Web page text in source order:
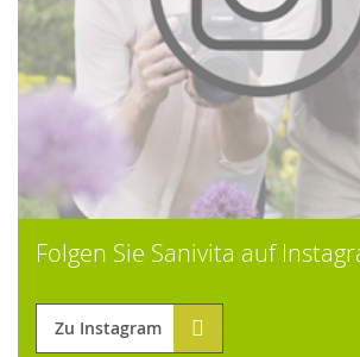
Folgen Sie Sanivita auf
Zu Instagram